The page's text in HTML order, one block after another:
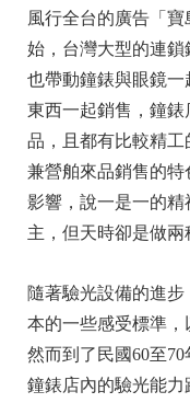
風行全台的廣告「
始，台灣大型的連鎖
也帶動鐘錶與眼鏡
東西一起銷售，鐘
品，且都有比較精
兼營舶來品銷售的
影響，說一是一的
主，但天時卻是做兩
隨著驗光設備的進
本的一些感受標準，
然而到了民國60至
鐘錶店內的驗光能